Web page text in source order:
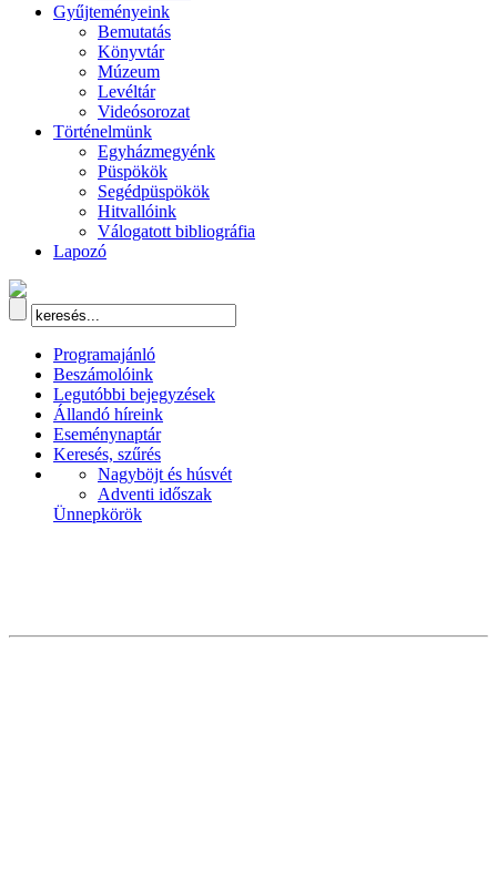
Gyűjteményeink
Bemutatás
Könyvtár
Múzeum
Levéltár
Videósorozat
Történelmünk
Egyházmegyénk
Püspökök
Segédpüspökök
Hitvallóink
Válogatott bibliográfia
Lapozó
Programajánló
Beszámolóink
Legutóbbi bejegyzések
Állandó híreink
Eseménynaptár
Keresés, szűrés
Nagyböjt és húsvét
Adventi időszak
Ünnepkörök